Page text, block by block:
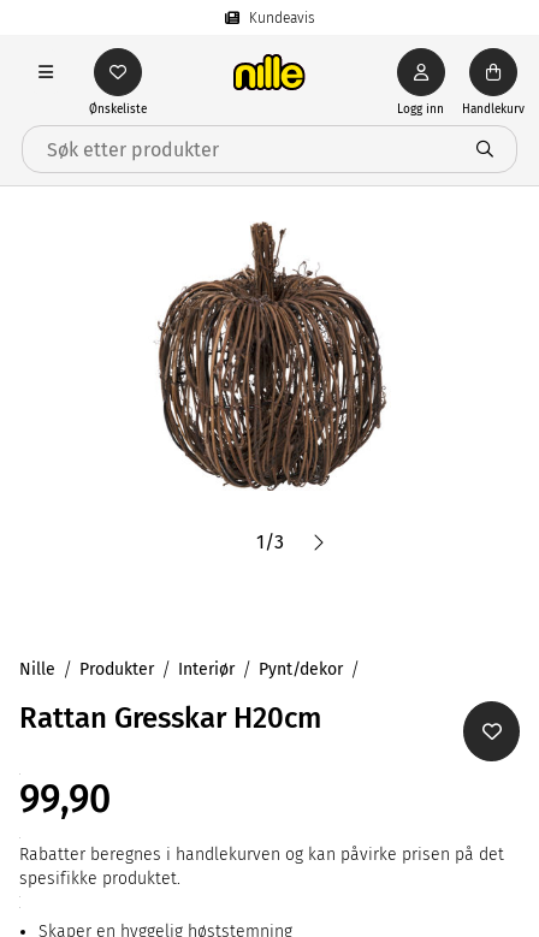
Kundeavis
Ønskeliste Logg inn Handlekurv
1/3
Nille Produkter Interiør Pynt/dekor
Rattan Gresskar H20cm
99,90
Rabatter beregnes i handlekurven og kan påvirke prisen på det
spesifikke produktet.
Skaper en hyggelig høststemning